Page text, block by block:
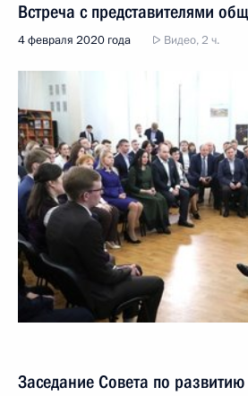
Встреча с представителями
4 февраля 2020 года Видео, 2 ч.
Заседание Совета по развитию